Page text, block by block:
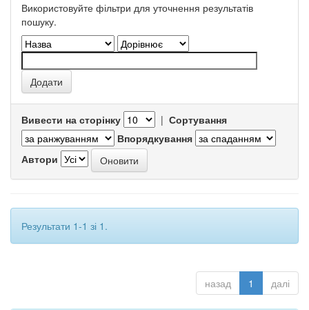
Використовуйте фільтри для уточнення результатів
пошуку.
Вивести на сторінку | Сортування
Впорядкування
Автори
Результати 1-1 зі 1.
назад 1 далі